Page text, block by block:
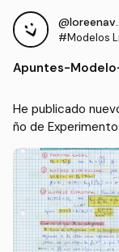
#Modelos
Apuntes-
He publicado
ño de